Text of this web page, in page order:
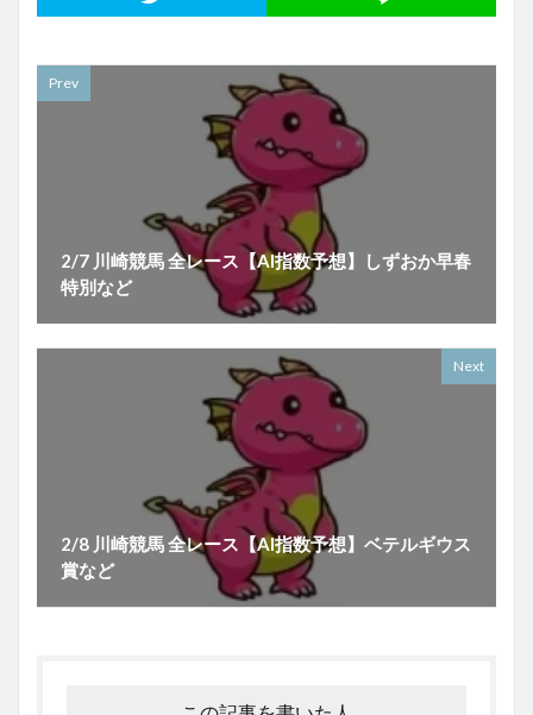
Prev
2/7 川崎競馬 全レース【AI指数予想】しずおか早春
特別など
Next
2/8 川崎競馬 全レース【AI指数予想】ベテルギウス
賞など